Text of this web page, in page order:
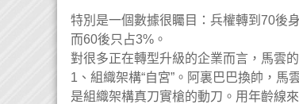
特別是一個數據很矚目：兵權轉到70後
而60後只占3%。
對很多正在轉型升級的企業而言，馬雲
1、組織架構“自宮”。阿裏巴巴換帥，
是組織架構真刀實槍的動刀。用年齡線